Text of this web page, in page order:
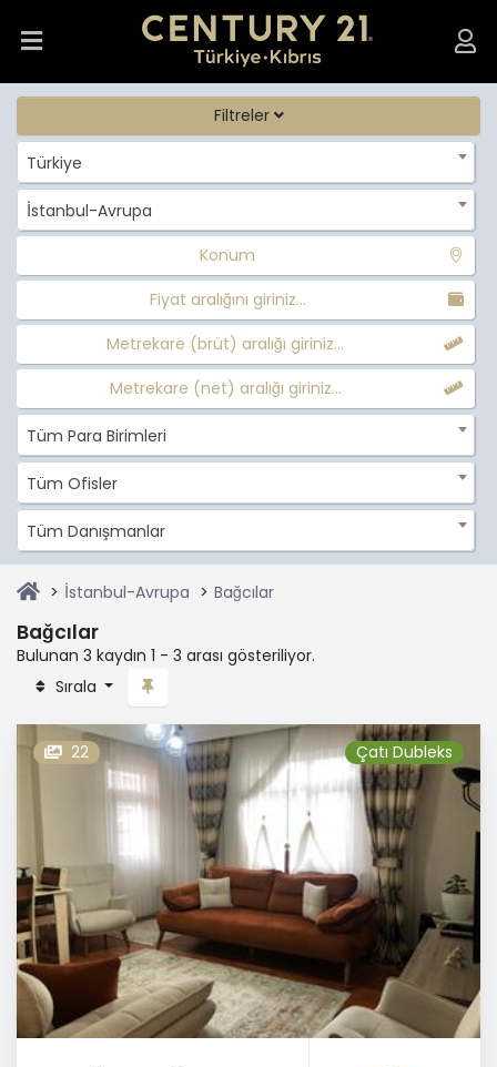
Filtreler
Türkiye
İstanbul-Avrupa
Konum
Fiyat aralığını giriniz...
Metrekare (brüt) aralığı giriniz...
Metrekare (net) aralığı giriniz...
Tüm Para Birimleri
Tüm Ofisler
Tüm Danışmanlar
İstanbul-Avrupa Bağcılar
Bağcılar
Bulunan 3 kaydın 1 - 3 arası gösteriliyor.
Sırala
22 Çatı Dubleks